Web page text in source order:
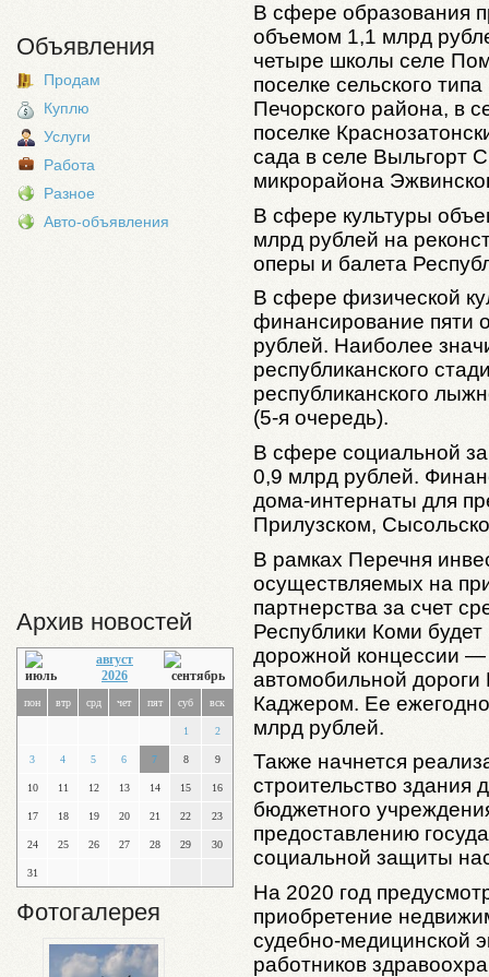
Объявления
Продам
Куплю
Услуги
Работа
Разное
Авто-объявления
Архив новостей
август
2026
пон втр срд чет пят суб вск
1 2
3 4 5 6 7 8 9
10 11 12 13 14 15 16
17 18 19 20 21 22 23
24 25 26 27 28 29 30
31
Фотогалерея
В сфере образования
объемом 1,1 млрд
четыре школы селе
поселке сельского
Печорского района, в
поселке
сада в селе Выльгорт
микрорайона
В сфере культуры
млрд рублей на
оперы и балета
В сфере физической
финансирование пяти
рублей. Наиболее
республиканского
республиканского
(5-я очередь).
В сфере социальной
0,9 млрд рублей.
дома-интернаты для
Прилузском,
В рамках Перечня
осуществляемых на
партнерства за счет
Республики Коми
дорожной концессии —
автомобильной
Каджером. Ее
млрд рублей.
Также начнется
строительство здания
бюджетного
предоставлению
социальной защиты
На 2020 год
приобретение
судебно-медицинской
работников